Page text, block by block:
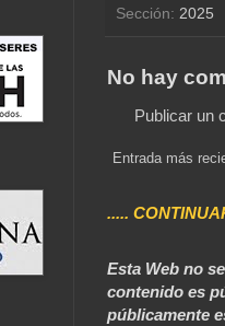
Sección: 2025
No hay
Publicar un
Entrada más
.....
Esta Web no
contenido es
públicamente